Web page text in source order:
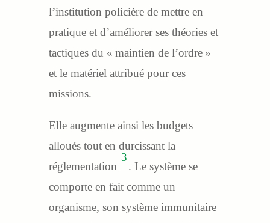
l’institution policière de mettre en
pratique et d’améliorer ses théories et
tactiques du « maintien de l’ordre »
et le matériel attribué pour ces
missions.
Elle augmente ainsi les budgets
alloués tout en durcissant la
réglementation
3
. Le système se
comporte en fait comme un
organisme, son système immunitaire